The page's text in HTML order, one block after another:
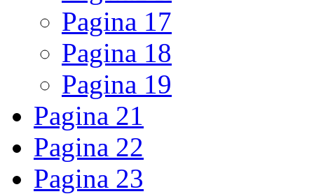
Pagina 17
Pagina 18
Pagina 19
Pagina 21
Pagina 22
Pagina 23